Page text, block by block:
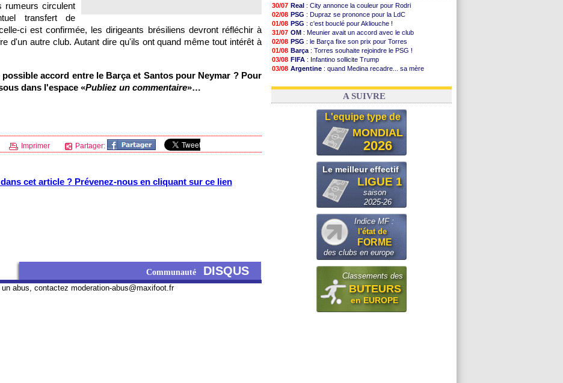
rumeurs circulent
transfert de
ci est confirmée, les dirigeants brésiliens devront réfléchir à
d'un autre club. Autant dire qu'ils ont quand même tout intérêt à
accord entre le Barça et Santos pour Neymar ? Pour
dans l'espace «Publiez un commentaire»…
Imprimer Partager:
cet article ? Prévenez-nous en cliquant sur ce lien
Communauté DISQUS
un abus, contactez moderation-abus@maxifoot.fr
30/07 Real : City annonce la couleur pour Rodri
02/08 PSG : Dupraz se prononce pour la LdC
01/08 PSG : c'est bouclé pour Akliouche !
31/07 OM : Meunier avait un accord avec le club
02/08 PSG : le Barça fixe son prix pour Torres
01/08 Barça : Torres souhaite rejoindre le PSG !
03/08 FIFA : Infantino sollicite Trump
03/08 Argentine : quand Medina recadre... sa mère
03/08 OM: Paixão attire un 2e club anglais
A SUIVRE
L'equipe type de
MONDIAL
2026
Le meilleur effectif
LIGUE 1
saison
2025-26
Indice MF :
l'état de
FORME
des clubs en europe
Classements des
BUTEURS
en EUROPE